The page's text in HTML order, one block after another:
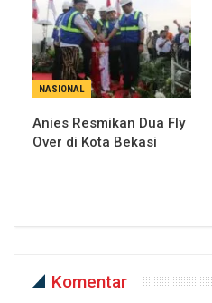
NASIONAL
Anies Resmikan Dua Fly
Over di Kota Bekasi
Komentar